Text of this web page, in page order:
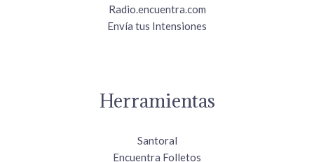
Radio.encuentra.com
Envía tus Intensiones
Herramientas
Santoral
Encuentra Folletos